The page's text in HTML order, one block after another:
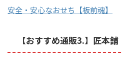
安全・安心なおせち【板前魂】
【おすすめ通販3.】匠本舗